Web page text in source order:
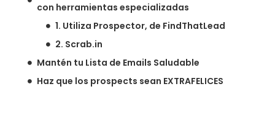
con herramientas especializadas
1. Utiliza Prospector, de FindThatLead
2. Scrab.in
Mantén tu Lista de Emails Saludable
Haz que los prospects sean EXTRAFELICES